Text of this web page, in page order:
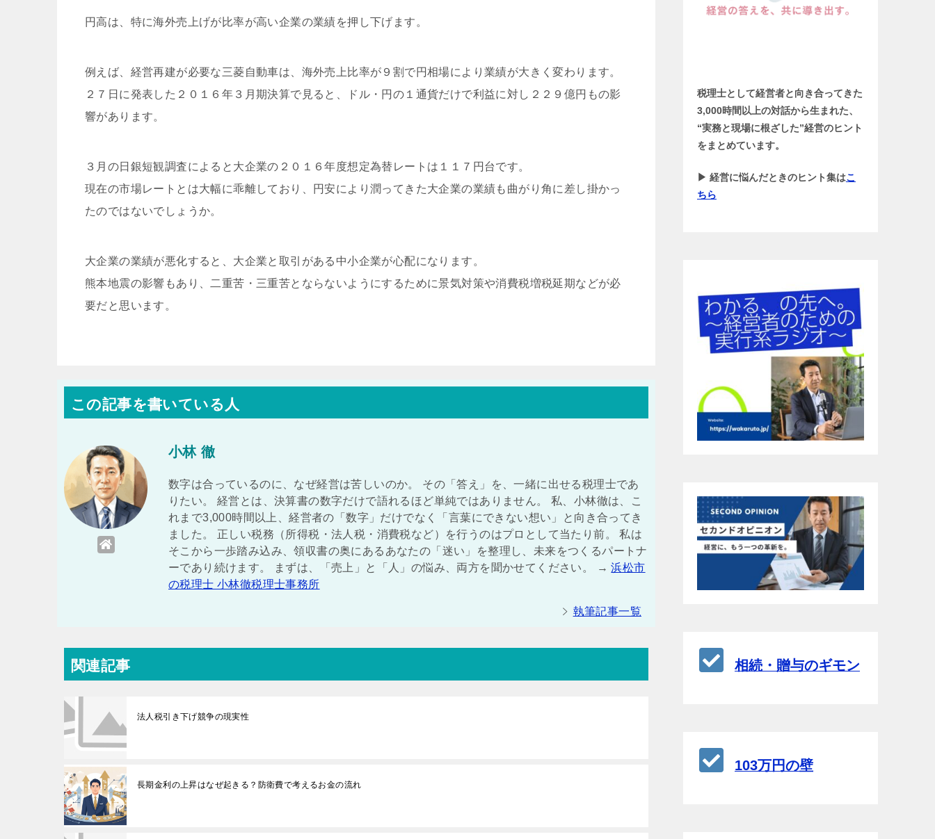
円高は、特に海外売上げが比率が高い企業の業績を押し下げます。
例えば、経営再建が必要な三菱自動車は、海外売上比率が９割で円相場により業績が大きく変わります。
２７日に発表した２０１６年３月期決算で見ると、ドル・円の１通貨だけで利益に対し２２９億円もの影
響があります。
３月の日銀短観調査によると大企業の２０１６年度想定為替レートは１１７円台です。
現在の市場レートとは大幅に乖離しており、円安により潤ってきた大企業の業績も曲がり角に差し掛かっ
たのではないでしょうか。
大企業の業績が悪化すると、大企業と取引がある中小企業が心配になります。
熊本地震の影響もあり、二重苦・三重苦とならないようにするために景気対策や消費税増税延期などが必
要だと思います。
この記事を書いている人
小林 徹
数字は合っているのに、なぜ経営は苦しいのか。 その「答え」を、一緒に出せる税理士であ
りたい。 経営とは、決算書の数字だけで語れるほど単純ではありません。 私、小林徹は、こ
れまで3,000時間以上、経営者の「数字」だけでなく「言葉にできない想い」と向き合ってき
ました。 正しい税務（所得税・法人税・消費税など）を行うのはプロとして当たり前。 私は
そこから一歩踏み込み、領収書の奥にあるあなたの「迷い」を整理し、未来をつくるパートナ
ーであり続けます。 まずは、「売上」と「人」の悩み、両方を聞かせてください。 →浜松市
の税理士 小林徹税理士事務所
執筆記事一覧
関連記事
法人税引き下げ競争の現実性
長期金利の上昇はなぜ起きる？防衛費で考えるお金の流れ
税理士として経営者と向き合ってきた
3,000時間以上の対話から生まれた、
“実務と現場に根ざした”経営のヒント
をまとめています。
▶ 経営に悩んだときのヒント集はこ
ちら
相続・贈与のギモン
103万円の壁